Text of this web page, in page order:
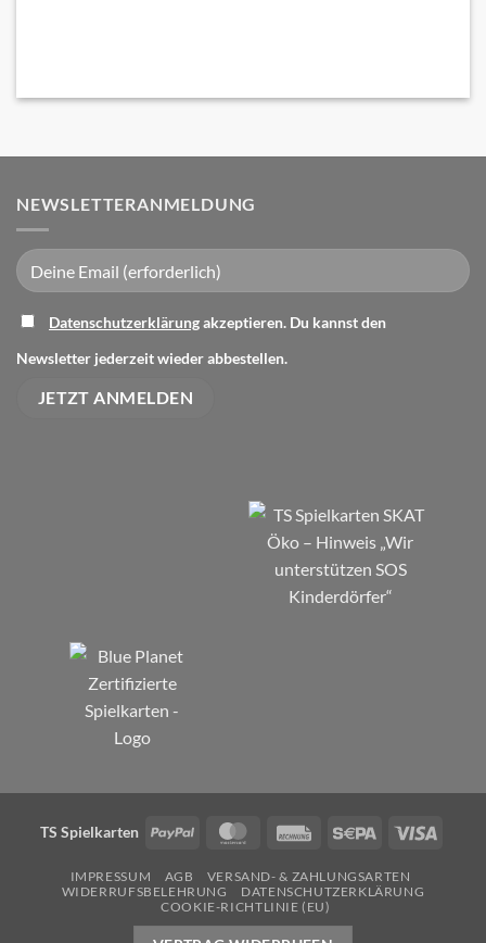
NEWSLETTERANMELDUNG
Datenschutzerklärungakzeptieren. Du kannst den
Newsletter jederzeit wieder abbestellen.
TS Spielkarten PayPal MasterCardRechung Sepa
IMPRESSUM AGB
VERSAND- & ZAHLUNGSARTEN
WIDERRUFSBELEHRUNG
DATENSCHUTZERKLÄRUNG
COOKIE-RICHTLINIE (EU)